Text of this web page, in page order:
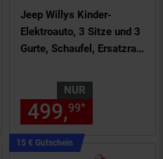
€ Sternchen
Jeep Willys Kinder-
Elektroauto, 3 Sitze und 3
Gurte, Schaufel, Ersatzrad,
NUR
499,99*
15 € Gutschein Kampagnen
Artikel15